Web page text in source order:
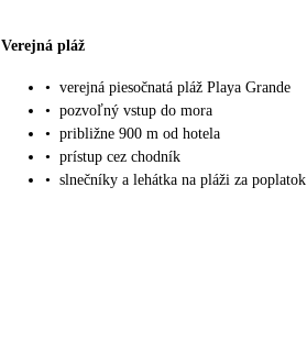
Verejná pláž
• verejná piesočnatá pláž Playa Grande
• pozvoľný vstup do mora
• približne 900 m od hotela
• prístup cez chodník
• slnečníky a lehátka na pláži za poplatok